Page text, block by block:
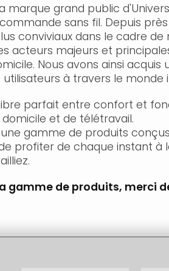
marque grand public
sans fil. Depuis
conviviaux dans le cadre
acteurs majeurs et
Nous avons ainsi
à travers le monde
parfait entre confort et
et de télétravail.
gamme de produits
profiter de chaque instant à
gamme de produits, merci